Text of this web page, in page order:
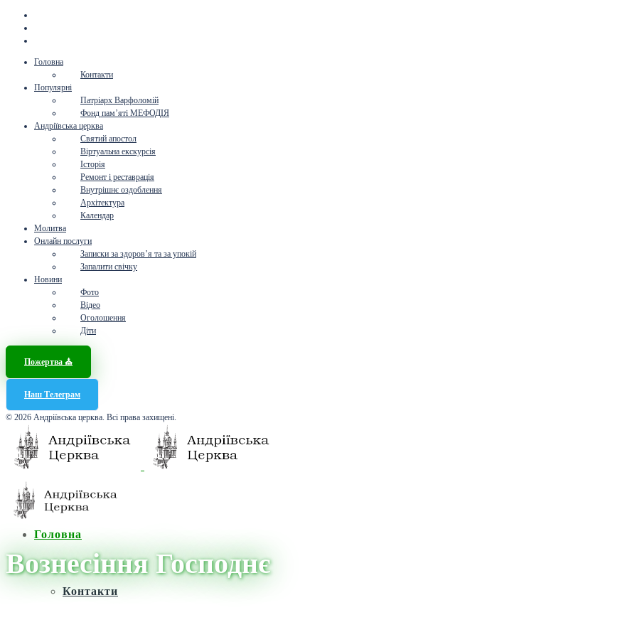
Головна
Контакти
Популярні
Патріарх Варфоломій
Фонд пам’яті МЕФОДІЯ
Андріївська церква
Святий апостол
Віртуальна екскурсія
Історія
Ремонт і реставрація
Внутрішнє оздоблення
Архітектура
Календар
Молитва
Онлайн послуги
Записки за здоров’я та за упокій
Запалити свічку
Новини
Фото
Відео
Оголошення
Діти
Пожертва ⛪️
Наш Телеграм
© 2026 Андріївська церква. Всі права захищені.
Головна
Контакти
Вознесіння Господнє